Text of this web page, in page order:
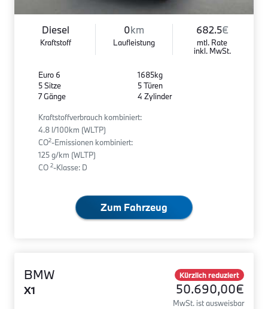
Diesel
Kraftstoff
0km
Laufleistung
682.5€
mtl. Rate
inkl. MwSt.
Euro 6
5 Sitze
7 Gänge
1685kg
5 Türen
4 Zylinder
Kraftstoffverbrauch kombiniert:
4.8 l/100km (WLTP)
CO2-Emissionen kombiniert:
125 g/km (WLTP)
CO 2-Klasse: D
Zum Fahrzeug
BMW
X1
Kürzlich reduziert
50.690,00€
MwSt. ist ausweisbar